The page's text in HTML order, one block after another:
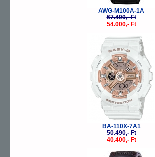
AWG-M100A-1A
67.490,- Ft
54.000,- Ft
-20%
BA-110X-7A1
50.490,- Ft
40.400,- Ft
-30%